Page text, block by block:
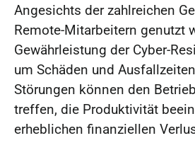
Angesichts der zahlreichen
Remote-Mitarbeitern genutzt
Gewährleistung der Cyber-
um Schäden und
Störungen können den
treffen, die Produktivität
erheblichen finanziellen